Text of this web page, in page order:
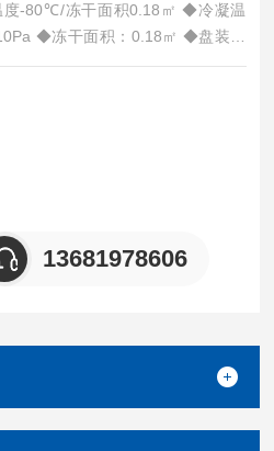
度-80℃/冻干面积0.18㎡ ◆冷凝温
◆冻干面积：0.18㎡ ◆盘装物
24h ◆样 品 盘： Φ200mm×6层
13681978606